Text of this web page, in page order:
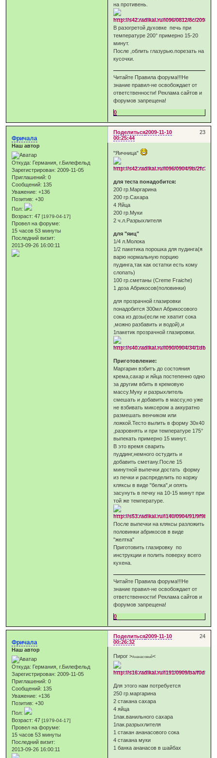
на противень.
В разогретой духовке печь при
температуре 200° примерно 15-20
минут.
После ,облить глазурью.порезать на
кусочки.
Читайте Правила форума!!!Не
знание правил-не освобождает от
ответственности! Реклама сайтов и
форумов запрещена!
0
Поделиться 23
2009-11-10
00:25:44
Фричала
Наш автор
Откуда: Германия, г.Билефельд
Зарегистрирован: 2009-11-05
Приглашений: 0
Сообщений: 135
Уважение: +136
Позитив: +30
Пол:
Возраст: 47[1979-04-17]
Провел на форуме:
15 часов 53 минуты
Последний визит:
2013-09-26 16:00:11
"Яичница"
для теста понадобится:
200 гр.Маргарина
200 гр.Сахара
4 Яйца
200 гр.Муки
2 ч.л.Разрыхлителя
для "яиц"
1/4 л.Молока
1/2 пакетика порошка для пудинга(я
варю нормальную порцию
пудинга,так как остатки есть кому
слопать)
100 гр.сметаны (Creme Fraiche)
1 доза Абрикосов(половинки)
для прозрачной глазировки
понадобится 300мл Абрикосового
сока из дозы(если не хватит сока
,можно разбавить и водой),и
1пакетик прозрачной глазировки.
Приготовление:
Маргарин взбитъ до состояния
крема,сахар и яйца постепенно одно
за другим вбить в кремовую
массу.Муку и разрыхлитель
смешать и добавить в массу,но уже
не взбивать миксером а аккуратно
размешать венчиком или
ложкой.Тесто вылить в форму 30х40
,разровнять и при температуре 175°
выпекать примерно 15 минут.
В это время сварить
пуддинг,немного остудить и
добавить сметану.После 15
минутной выпечки достать форму
из печки и распределить по коржу
кляксы в виде "белка",и опять
засунуть в печку на 10-15 минут при
той же температуре.
После выпечки на кляксы разложить
половинки абрикосов в виде
"желтка"
Приготовить глазировку по
инструкции и полить поверху всего
кухена.
Читайте Правила форума!!!Не
знание правил-не освобождает от
ответственности! Реклама сайтов и
форумов запрещена!
0
Поделиться 24
2009-11-10
00:26:32
Фричала
Наш автор
Откуда: Германия, г.Билефельд
Зарегистрирован: 2009-11-05
Приглашений: 0
Сообщений: 135
Уважение: +136
Позитив: +30
Пол:
Возраст: 47[1979-04-17]
Провел на форуме:
15 часов 53 минуты
Последний визит:
2013-09-26 16:00:11
Пирог >Ананасовый<
Для этого нам потребуется
250 гр.маргарина
2 стакана сахара
4 яйца
1пак.ванильного сахара
1пак.разрыхлителя
1 стакан ананасового сока
4 стакана муки
1 банка ананасов в шайбах